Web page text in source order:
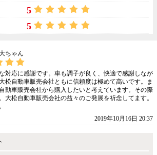
5
5
ちゃん
対応に感謝です。車も調子が良く、快適で感謝しなが
松自動車販売会社ともに信頼度は極めて高いです。ま
動車販売会社から購入したいと考えています。その際
大松自動車販売会社の益々のご発展を祈念してます。
2019年10月16日 20:37